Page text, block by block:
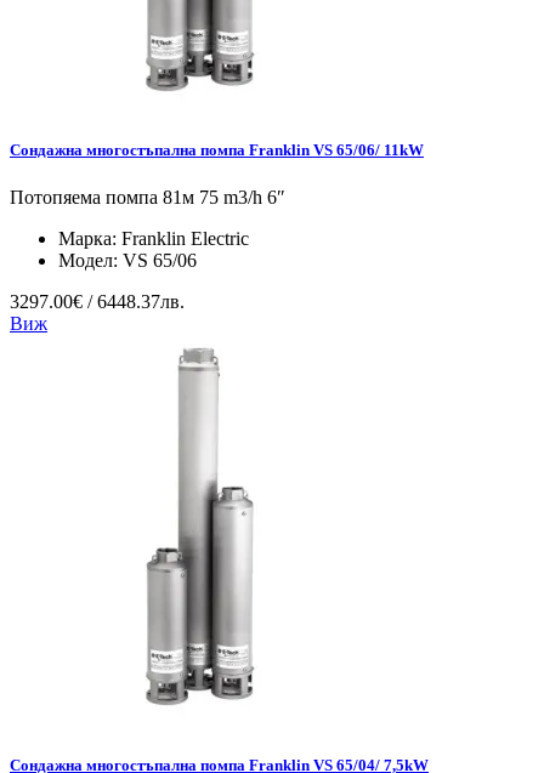
Сондажна многостъпална помпа Franklin VS 65/06/ 11kW
Потопяема помпа 81м 75 m3/h 6″
Марка: Franklin Electric
Модел: VS 65/06
3297.00€ / 6448.37лв.
Виж
Сондажна многостъпална помпа Franklin VS 65/04/ 7,5kW